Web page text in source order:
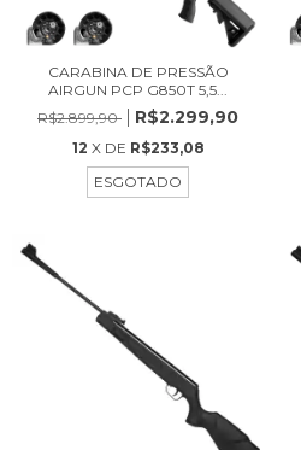
CARABINA DE PRESSÃO
AIRGUN PCP G850T 5,5...
R$2.899,90
R$2.299,90
12 X DE R$233,08
ESGOTADO